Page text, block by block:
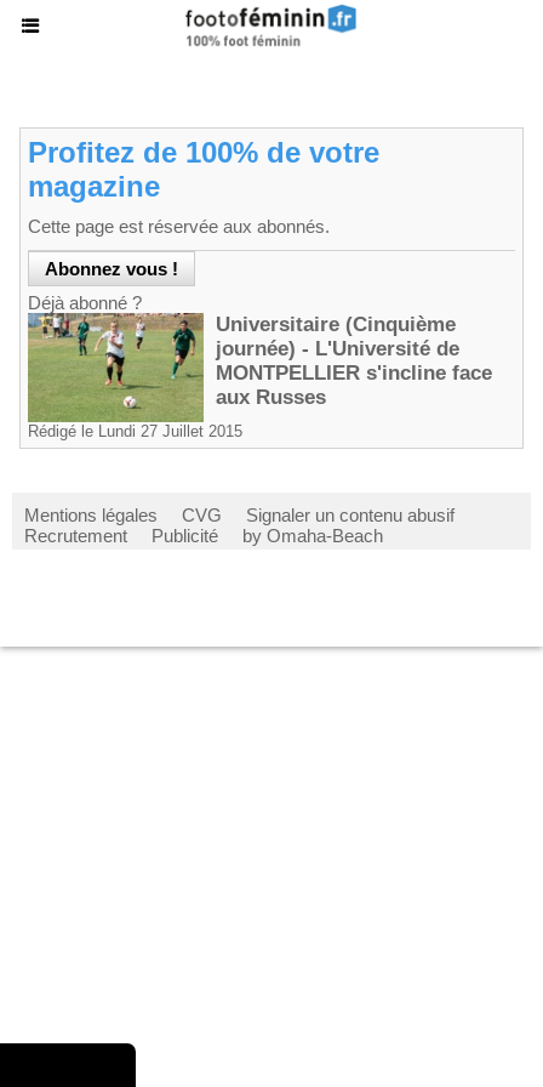
Profitez de 100% de votre
magazine
Cette page est réservée aux abonnés.
Déjà abonné ?
Universitaire (Cinquième
journée) - L'Université de
MONTPELLIER s'incline face
aux Russes
Rédigé le Lundi 27 Juillet 2015
Mentions légales CVG
Signaler un contenu abusif
Recrutement
Publicité by Omaha-Beach